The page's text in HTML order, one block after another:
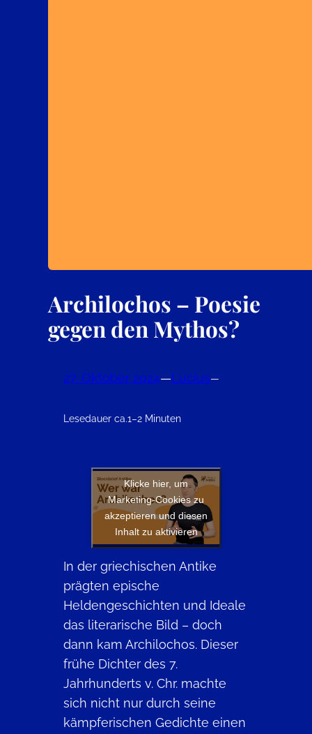
Archilochos – Poesie
gegen den Mythos?
27. Oktober 2024—Lucius—
Lesedauer ca.1–2 Minuten
Klicke hier, um
Marketing-Cookies zu
akzeptieren und diesen
Inhalt zu aktivieren
In der griechischen Antike
prägten epische
Heldengeschichten und Ideale
das literarische Bild – doch
dann kam Archilochos. Dieser
frühe Dichter des 7.
Jahrhunderts v. Chr. machte
sich nicht nur durch seine
kämpferischen Gedichte einen